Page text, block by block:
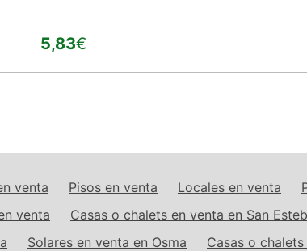
5,83€
venta Pisos en venta Locales en venta
venta Casas o chalets en venta en San
Solares en venta en Osma Casas o